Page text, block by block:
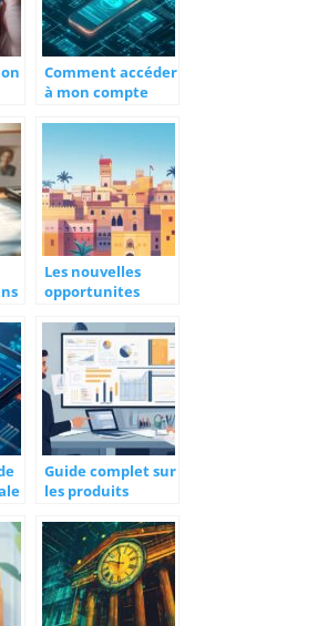
à
Comment accéder
à mon compte
définitive ?
Les nouvelles
opportunites
creees par les
partenariats
entre Stripe au
Maroc et les
banques
marocaines
Guide complet sur
les produits
optimiser votre
patrimoine